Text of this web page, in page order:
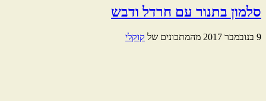
סלמון בתנור עם חרדל ודבש
9 בנובמבר 2017 מהמתכונים של קוקלי